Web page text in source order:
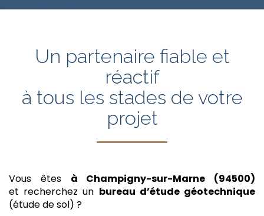
Un partenaire fiable et
réactif
à tous les stades de votre
projet
Vous êtes à Champigny-sur-Marne (94500)
et recherchez un bureau d’étude géotechnique
(étude de sol) ?